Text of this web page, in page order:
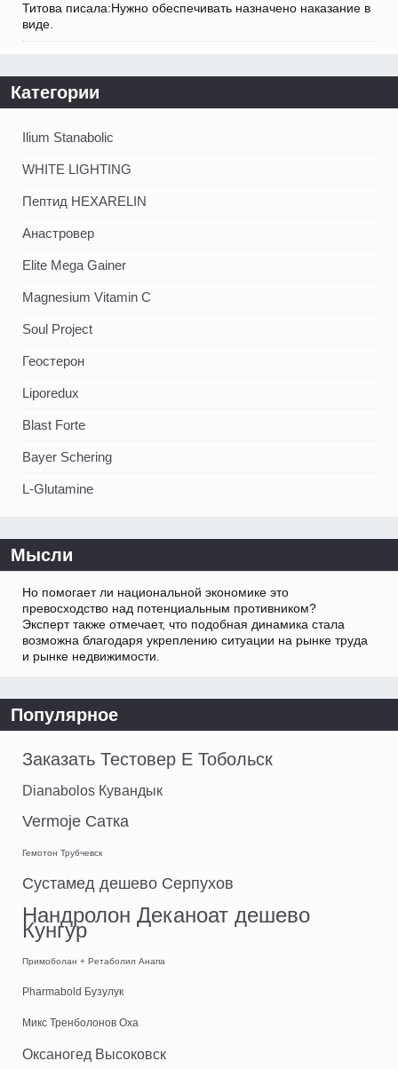
Титова писала:Нужно обеспечивать назначено наказание в
виде.
Категории
Ilium Stanabolic
WHITE LIGHTING
Пептид HEXARELIN
Анастровер
Elite Mega Gainer
Magnesium Vitamin C
Soul Project
Геостерон
Liporedux
Blast Forte
Bayer Schering
L-Glutamine
Мысли
Но помогает ли национальной экономике это
превосходство над потенциальным противником?
Эксперт также отмечает, что подобная динамика стала
возможна благодаря укреплению ситуации на рынке труда
и рынке недвижимости.
Популярное
Заказать Тестовер E Тобольск
Dianabolos Кувандык
Vermoje Сатка
Гемотон Трубчевск
Сустамед дешево Серпухов
Нандролон Деканоат дешево
Кунгур
Примоболан + Ретаболил Анапа
Pharmabold Бузулук
Микс Тренболонов Оха
Оксаногед Высоковск